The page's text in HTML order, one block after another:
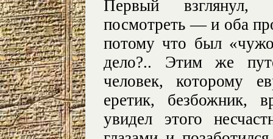
Первый взглянул,
посмотреть — и оба
потому что был
дело?.. Этим же
человек, которому
еретик, безбожник,
увидел этого